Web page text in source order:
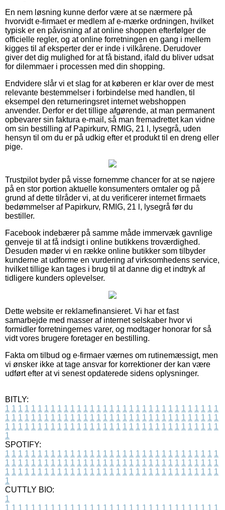
En nem løsning kunne derfor være at se nærmere på
hvorvidt e-firmaet er medlem af e-mærke ordningen, hvilket
typisk er en påvisning af at online shoppen efterfølger de
officielle regler, og at online forretningen en gang i mellem
kigges til af eksperter der er inde i vilkårene. Derudover
giver det dig mulighed for at få bistand, ifald du bliver udsat
for dilemmaer i processen med din shopping.
Endvidere slår vi et slag for at køberen er klar over de mest
relevante bestemmelser i forbindelse med handlen, til
eksempel den returneringsret internet webshoppen
anvender. Derfor er det tillige afgørende, at man permanent
opbevarer sin faktura e-mail, så man fremadrettet kan vidne
om sin bestilling af Papirkurv, RMIG, 21 l, lysegrå, uden
hensyn til om du er på udkig efter et produkt til en dreng eller
pige.
Trustpilot byder på visse fornemme chancer for at se nøjere
på en stor portion aktuelle konsumenters omtaler og på
grund af dette tilråder vi, at du verificerer internet firmaets
bedømmelser af Papirkurv, RMIG, 21 l, lysegrå før du
bestiller.
Facebook indebærer på samme måde immervæk gavnlige
genveje til at få indsigt i online butikkens troværdighed.
Desuden møder vi en række online butikker som tilbyder
kunderne at udforme en vurdering af virksomhedens service,
hvilket tillige kan tages i brug til at danne dig et indtryk af
tidligere kunders oplevelser.
Dette website er reklamefinansieret. Vi har et fast
samarbejde med masser af internet selskaber hvor vi
formidler forretningernes varer, og modtager honorar for så
vidt vores brugere foretager en bestilling.
Fakta om tilbud og e-firmaer værnes om rutinemæssigt, men
vi ønsker ikke at tage ansvar for korrektioner der kan være
udført efter at vi senest opdaterede sidens oplysninger.
BITLY:
1 1 1 1 1 1 1 1 1 1 1 1 1 1 1 1 1 1 1 1 1 1 1 1 1 1 1 1 1 1 1 1 1
1 1 1 1 1 1 1 1 1 1 1 1 1 1 1 1 1 1 1 1 1 1 1 1 1 1 1 1 1 1 1 1 1
1 1 1 1 1 1 1 1 1 1 1 1 1 1 1 1 1 1 1 1 1 1 1 1 1 1 1 1 1 1 1 1 1
1
SPOTIFY:
1 1 1 1 1 1 1 1 1 1 1 1 1 1 1 1 1 1 1 1 1 1 1 1 1 1 1 1 1 1 1 1 1
1 1 1 1 1 1 1 1 1 1 1 1 1 1 1 1 1 1 1 1 1 1 1 1 1 1 1 1 1 1 1 1 1
1 1 1 1 1 1 1 1 1 1 1 1 1 1 1 1 1 1 1 1 1 1 1 1 1 1 1 1 1 1 1 1 1
1
CUTTLY BIO:
1
1 1 1 1 1 1 1 1 1 1 1 1 1 1 1 1 1 1 1 1 1 1 1 1 1 1 1 1 1 1 1 1 1